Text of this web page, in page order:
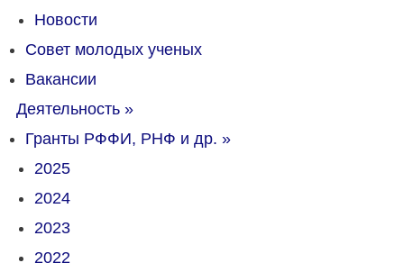
Новости
Совет молодых ученых
Вакансии
Деятельность »
Гранты РФФИ, РНФ и др. »
2025
2024
2023
2022